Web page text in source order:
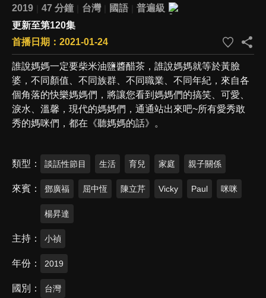
2019
47 分鐘 台灣 國語
普遍級
更新至第120集
首播日期：2021-01-24
誰說媽媽一定要柴米油鹽醬醋茶，誰說媽媽就等於黃臉
婆，不同顏值、不同族群、不同職業、不同年紀，來自各
個角落的快樂媽媽們，將讓您看到媽媽們的搞笑、可愛、
淚水、溫馨，現代的媽媽們，通通站出來吧~所有愛秀敢
秀的媽咪們，都在《聽媽媽的話》。
類型 談話性節目 生活 育兒 家庭 親子關係
來賓 鄧廣福 屈中恆 陳立芹 Vicky Paul 咪咪
楊昇達
主持 小禎
年份 2019
國別 台灣